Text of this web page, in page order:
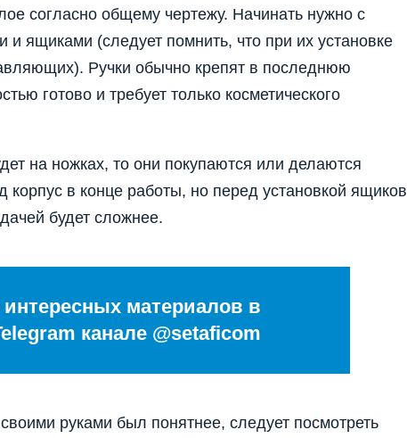
согласно общему чертежу. Начинать нужно с
и ящиками (следует помнить, что при их установке
Ручки обычно крепят в последнюю
готово и требует только косметического
на ножках, то они покупаются или делаются
корпус в конце работы, но перед установкой ящиков
будет сложнее.
материалов в
канале @setaficom
руками был понятнее, следует посмотреть